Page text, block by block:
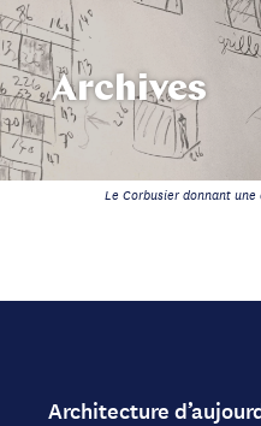
Archives
Le Corbusier donnant
Architecture